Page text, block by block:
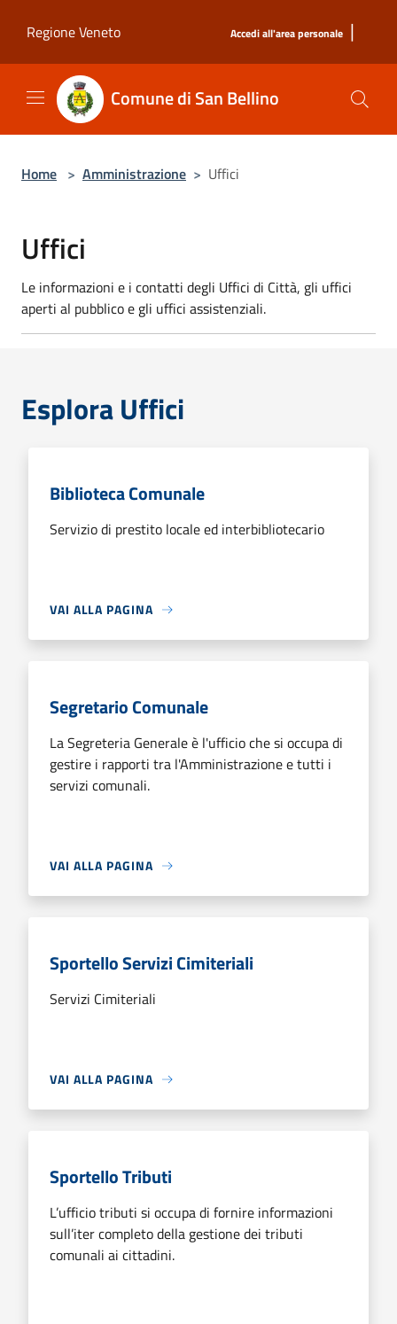
Regione Veneto
Accedi all'area personale |
Comune di San Bellino
Home > Amministrazione > Uffici
Uffici
Le informazioni e i contatti degli Uffici di Città, gli uffici
aperti al pubblico e gli uffici assistenziali.
Esplora Uffici
Biblioteca Comunale
Servizio di prestito locale ed interbibliotecario
VAI ALLA PAGINA
Segretario Comunale
La Segreteria Generale è l'ufficio che si occupa di
gestire i rapporti tra l'Amministrazione e tutti i
servizi comunali.
VAI ALLA PAGINA
Sportello Servizi Cimiteriali
Servizi Cimiteriali
VAI ALLA PAGINA
Sportello Tributi
L’ufficio tributi si occupa di fornire informazioni
sull’iter completo della gestione dei tributi
comunali ai cittadini.